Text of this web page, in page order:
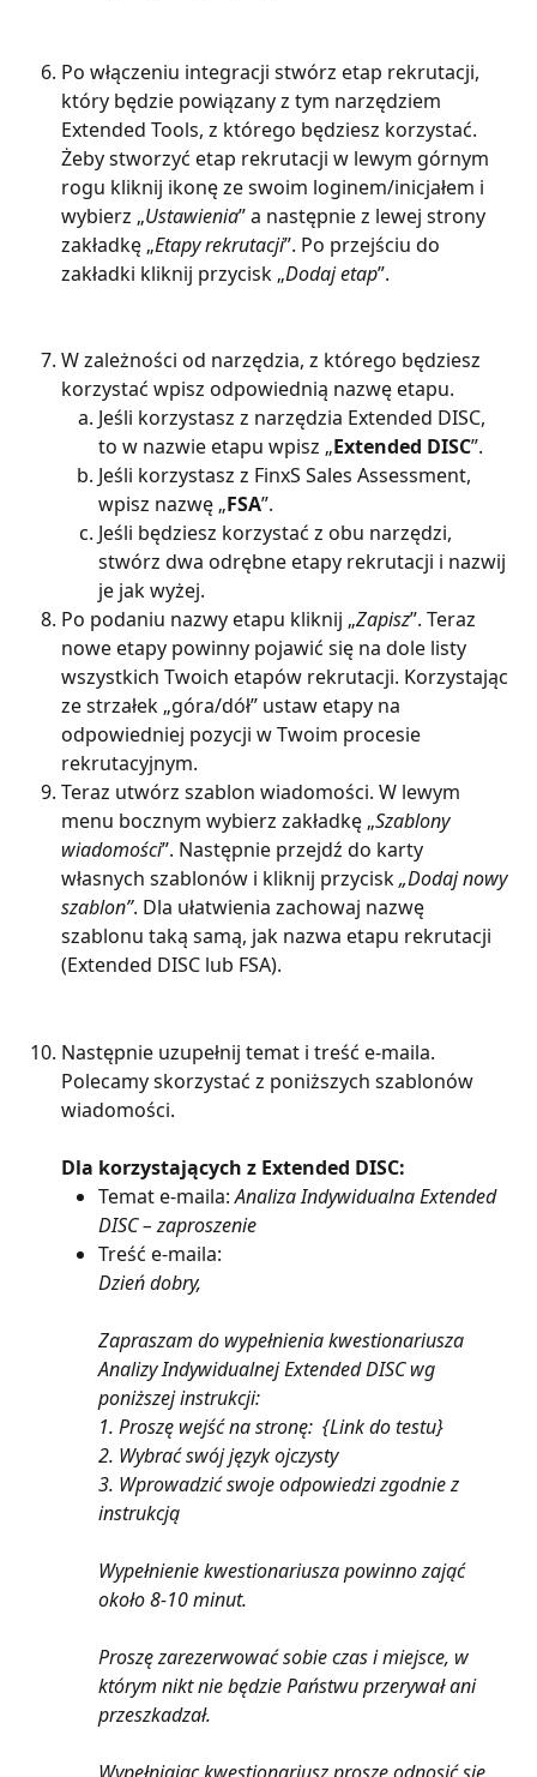
Po włączeniu integracji stwórz etap rekrutacji,
który będzie powiązany z tym narzędziem
Extended Tools, z którego będziesz korzystać.
Żeby stworzyć etap rekrutacji w lewym górnym
rogu kliknij ikonę ze swoim loginem/inicjałem i
wybierz „Ustawienia” a następnie z lewej strony
zakładkę „Etapy rekrutacji”. Po przejściu do
zakładki kliknij przycisk „Dodaj etap”.
W zależności od narzędzia, z którego będziesz
korzystać wpisz odpowiednią nazwę etapu.
Jeśli korzystasz z narzędzia Extended DISC,
to w nazwie etapu wpisz „Extended DISC”.
Jeśli korzystasz z FinxS Sales Assessment,
wpisz nazwę „FSA”.
Jeśli będziesz korzystać z obu narzędzi,
stwórz dwa odrębne etapy rekrutacji i nazwij
je jak wyżej.
Po podaniu nazwy etapu kliknij „Zapisz”. Teraz
nowe etapy powinny pojawić się na dole listy
wszystkich Twoich etapów rekrutacji. Korzystając
ze strzałek „góra/dół” ustaw etapy na
odpowiedniej pozycji w Twoim procesie
rekrutacyjnym.
Teraz utwórz szablon wiadomości. W lewym
menu bocznym wybierz zakładkę „Szablony
wiadomości”. Następnie przejdź do karty
własnych szablonów i kliknij przycisk „Dodaj nowy
szablon”. Dla ułatwienia zachowaj nazwę
szablonu taką samą, jak nazwa etapu rekrutacji
(Extended DISC lub FSA).
Następnie uzupełnij temat i treść e-maila.
Polecamy skorzystać z poniższych szablonów
wiadomości.
Dla korzystających z Extended DISC:
Temat e-maila: Analiza Indywidualna Extended
DISC – zaproszenie
Treść e-maila:
Dzień dobry,
Zapraszam do wypełnienia kwestionariusza
Analizy Indywidualnej Extended DISC wg
poniższej instrukcji:
1. Proszę wejść na stronę:  {Link do testu}
2. Wybrać swój język ojczysty
3. Wprowadzić swoje odpowiedzi zgodnie z
instrukcją
Wypełnienie kwestionariusza powinno zająć
około 8-10 minut.
Proszę zarezerwować sobie czas i miejsce, w
którym nikt nie będzie Państwu przerywał ani
przeszkadzał.